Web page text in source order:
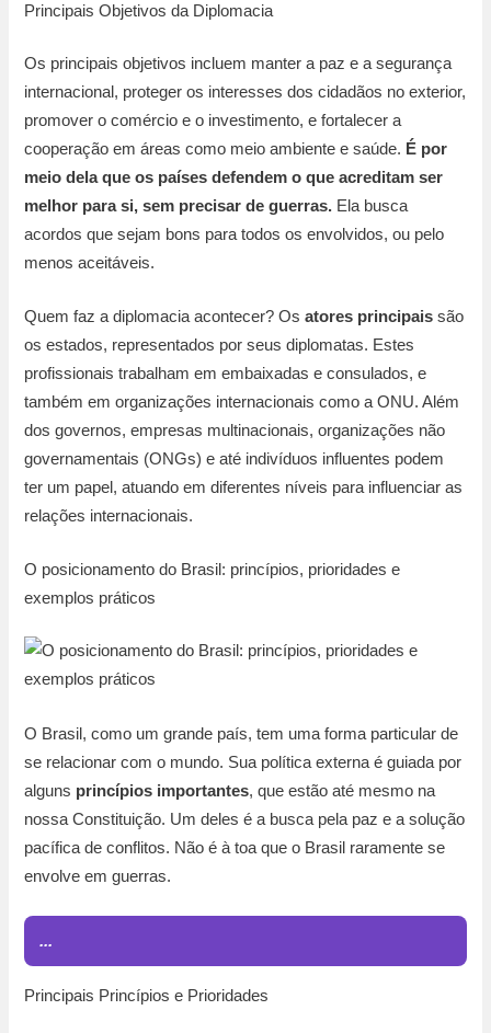
Principais Objetivos da Diplomacia
Os principais objetivos incluem manter a paz e a segurança
internacional, proteger os interesses dos cidadãos no exterior,
promover o comércio e o investimento, e fortalecer a
cooperação em áreas como meio ambiente e saúde. É por
meio dela que os países defendem o que acreditam ser
melhor para si, sem precisar de guerras. Ela busca
acordos que sejam bons para todos os envolvidos, ou pelo
menos aceitáveis.
Quem faz a diplomacia acontecer? Osatores principais são
os estados, representados por seus diplomatas. Estes
profissionais trabalham em embaixadas e consulados, e
também em organizações internacionais como a ONU. Além
dos governos, empresas multinacionais, organizações não
governamentais (ONGs) e até indivíduos influentes podem
ter um papel, atuando em diferentes níveis para influenciar as
relações internacionais.
O posicionamento do Brasil: princípios, prioridades e
exemplos práticos
O Brasil, como um grande país, tem uma forma particular de
se relacionar com o mundo. Sua política externa é guiada por
alguns princípios importantes, que estão até mesmo na
nossa Constituição. Um deles é a busca pela paz e a solução
pacífica de conflitos. Não é à toa que o Brasil raramente se
envolve em guerras.
...
Principais Princípios e Prioridades